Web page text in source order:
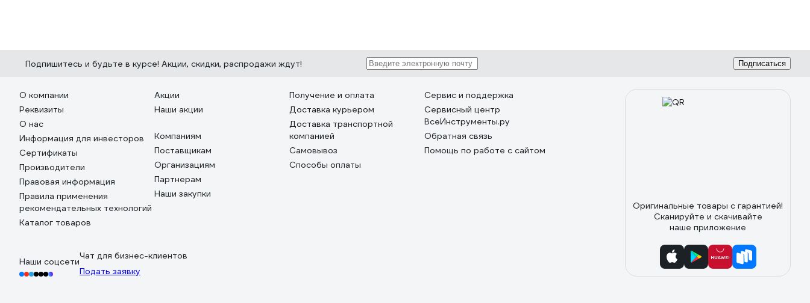
Подпишитесь и будьте в курсе! Акции, скидки, распродажи ждут! Подписаться
О компании
Реквизиты
О нас
Информация для инвесторов
Сертификаты
Производители
Правовая информация
Правила применения
рекомендательных технологий
Каталог товаров
Акции
Наши акции
Компаниям
Поставщикам
Организациям
Партнерам
Наши закупки
Получение и оплата
Доставка курьером
Доставка транспортной
компанией
Самовывоз
Способы оплаты
Сервис и поддержка
Сервисный центр
ВсеИнструменты.ру
Обратная связь
Помощь по работе с сайтом
Оригинальные товары с гарантией!
Сканируйте и скачивайте
наше приложение
Наши соцсети
Чат для бизнес-клиентов
Подать заявку